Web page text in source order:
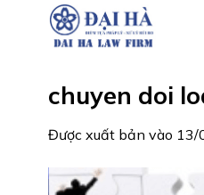
chuyen doi
Được xuất bản vào 13/